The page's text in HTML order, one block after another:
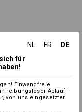
NL FR DE
für
Einwandfreie
reibungsloser Ablauf -
von uns eingesetzter